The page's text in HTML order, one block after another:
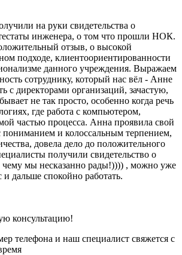
на руки свидетельства о
инженера, о том что прошли НОК.
отзыв, о высокой
подходе, клиентоориентированности
данного учреждения. Выражаем
сотруднику, который нас вёл - Анне
с директорами организаций, зачастую,
не так просто, особенно когда речь
где работа с компьютером,
частью процесса. Анна проявила свой
пониманием и колоссальным терпением,
довела дело до положительного
получили свидетельство о
мы несказанно рады!)))) , можно уже
и дальше спокойно работать.
консультацию!
телефона и наш специалист свяжется с